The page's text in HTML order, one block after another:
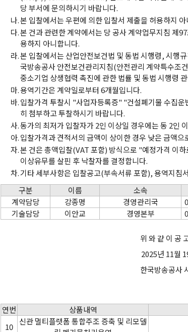
당 부서에 문의하시기 바랍니다.
나.본 입찰에서는 우편에 의한 입찰서 제출을 허용하지
다.본 건과 관련한 계약에서는 당 공사 계약업무지침 제
용하지 아니합니다.
라.본 입찰에서는 산업안전보건법 및 동법 시행령, 시행
국방송공사 안전보건관리지침(안전관리 계약특수조
중소기업 상생협력 촉진에 관한 법률 및 동법 시행령
마.용역기간은 계약일로부터 6개월입니다.
바.입찰가격 투찰시 "사업자등록증" "건설폐기물 수집
히 첨부하고 투찰하시기 바랍니다.
사.동가의 최저가 입찰자가 2인 이상일 경우에는 동 2인
아.입찰가격과 견적서의 금액이 상이한 경우 낮은 금액으
자.본 건은 총액입찰(VAT 포함) 방식으로 "예정가격 이
이상유무를 살핀 후 낙찰자를 결정합니다.
차.기타 세부사항은 입찰공고(부속서류 포함), 용역지침
구분
이름 소속
계약담당
강종명 경영관리국
기술담당
이안교 경영본부
위 와 같 이 공
2025년 11월
한국방송공사
연번 상품내역
10
신관 멀티플랫폼 통합주조 증축 및 리모델